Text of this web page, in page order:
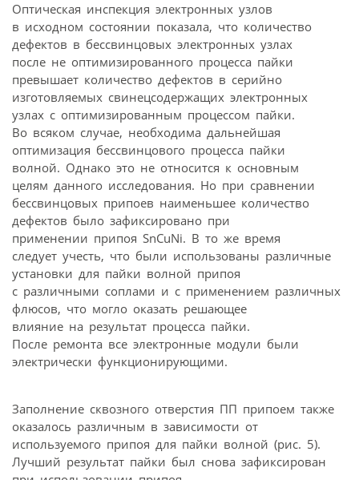
Оптическая инспекция электронных узлов
в исходном состоянии показала, что количество
дефектов в бессвинцовых электронных узлах
после не оптимизированного процесса пайки
превышает количество дефектов в серийно
изготовляемых свинецсодержащих электронных
узлах с оптимизированным процессом пайки.
Во всяком случае, необходима дальнейшая
оптимизация бессвинцового процесса пайки
волной. Однако это не относится к основным
целям данного исследования. Но при сравнении
бессвинцовых припоев наименьшее количество
дефектов было зафиксировано при
применении припоя SnCuNi. В то же время
следует учесть, что были использованы различные
установки для пайки волной припоя
с различными соплами и с применением различных
флюсов, что могло оказать решающее
влияние на результат процесса пайки.
После ремонта все электронные модули были
электрически функционирующими.
Заполнение сквозного отверстия ПП припоем также
оказалось различным в зависимости от
используемого припоя для пайки волной (рис. 5).
Лучший результат пайки был снова зафиксирован